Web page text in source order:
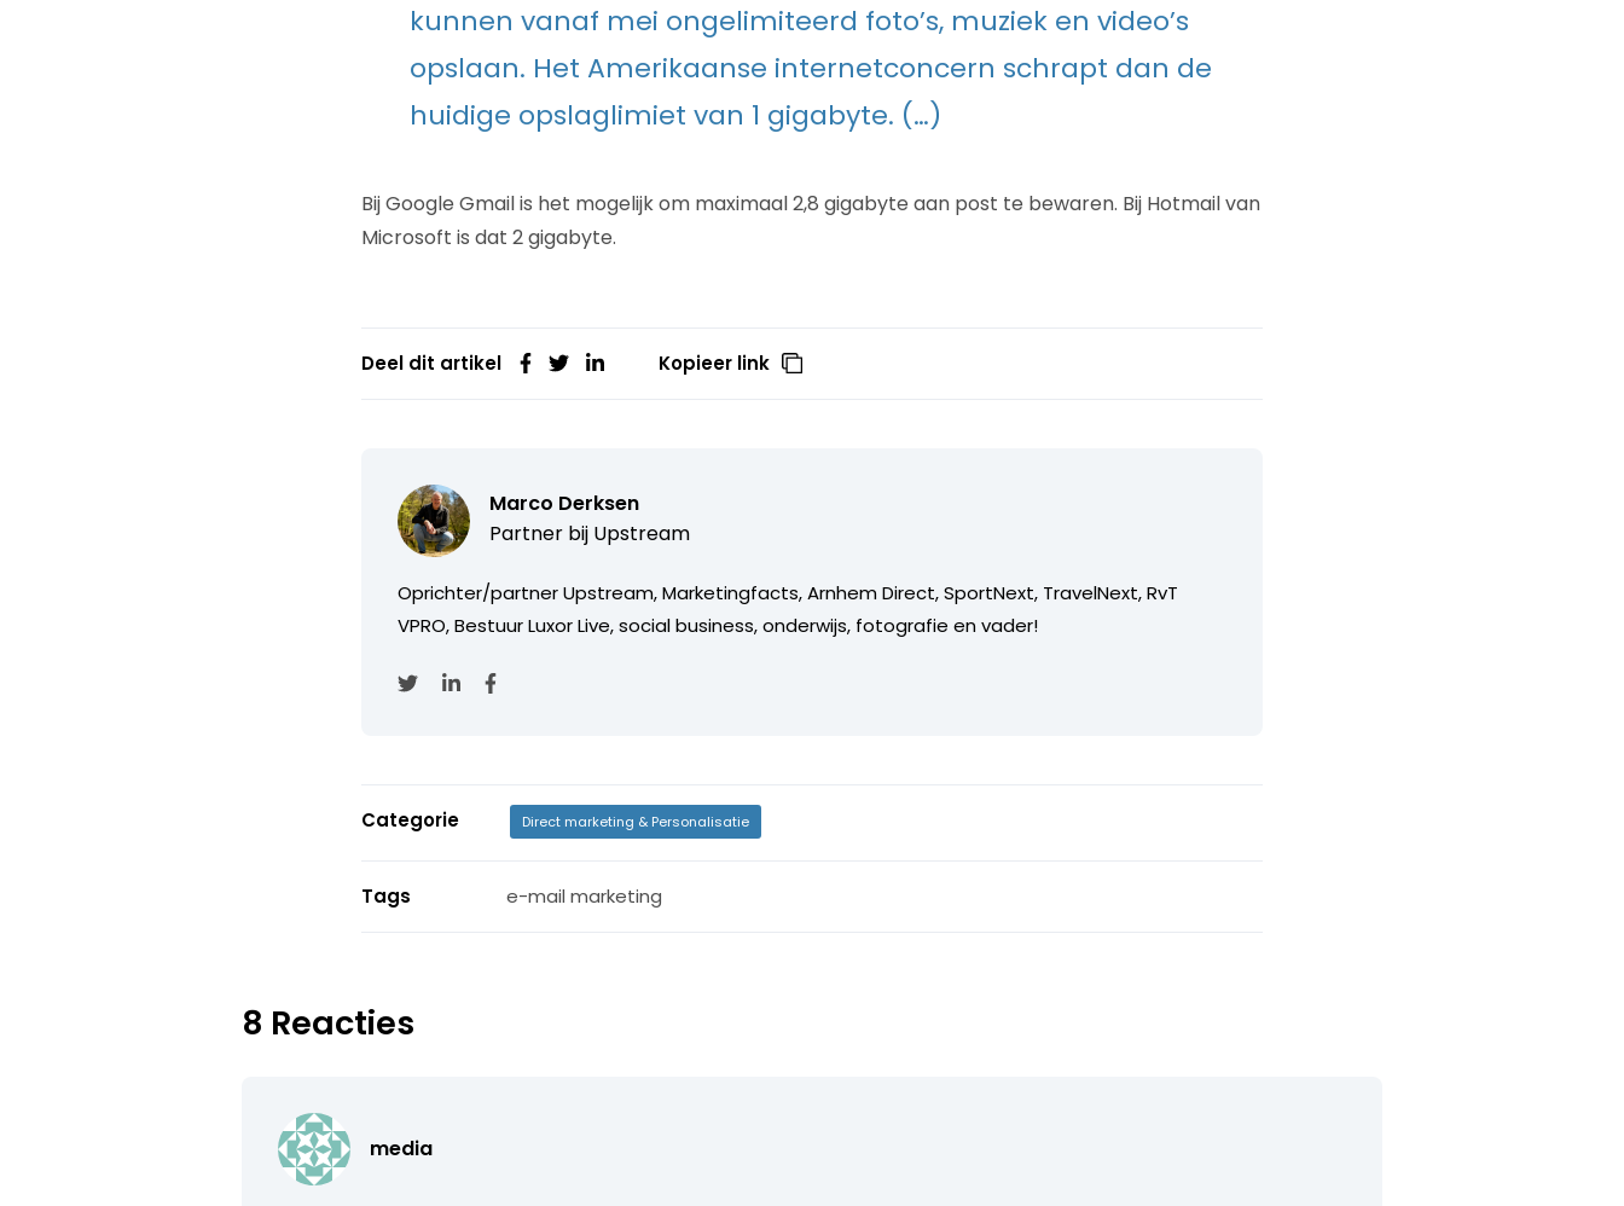
kunnen vanaf mei ongelimiteerd foto’s, muziek en video’s
opslaan. Het Amerikaanse internetconcern schrapt dan de
huidige opslaglimiet van 1 gigabyte. (…)
Bij Google Gmail is het mogelijk om maximaal 2,8 gigabyte aan post te bewaren. Bij Hotmail van
Microsoft is dat 2 gigabyte.
Deel dit artikel Kopieer link
Marco Derksen
Partner bij Upstream
Oprichter/partner Upstream, Marketingfacts, Arnhem Direct, SportNext, TravelNext, RvT
VPRO, Bestuur Luxor Live, social business, onderwijs, fotografie en vader!
Categorie Direct marketing & Personalisatie
Tags e-mail marketing
8 Reacties
media